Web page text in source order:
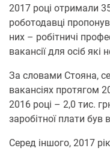
2017 році отримали
роботодавці
них – робітничі
вакансії для осіб які
За словами Стояна,
вакансіях протягом
2016 році – 2,0 тис.
заробітної плати був
Серед іншого, 2017